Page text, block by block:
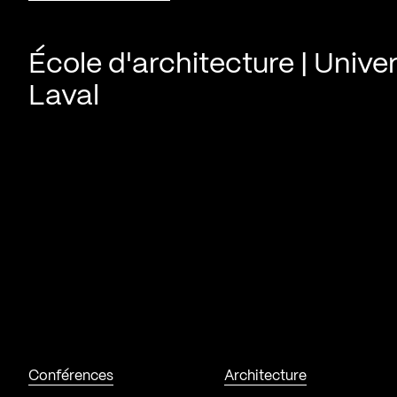
École d'architecture |
Laval
Conférences Architecture